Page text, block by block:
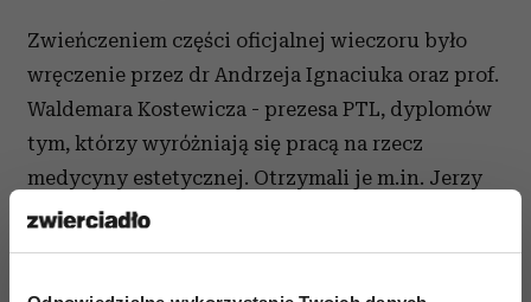
Zwieńczeniem części oficjalnej wieczoru było
wręczenie przez dr Andrzeja Ignaciuka oraz prof.
Waldemara Kostewicza - prezesa PTL, dyplomów
tym, którzy wyróżniają się pracą na rzecz
medycyny estetycznej. Otrzymali je m.in. Jerzy
Woy-Wojciechowski, Piotr Sznelewski, Waldemar
Jankowiak, Emanuele Bartoletti, Grażyna